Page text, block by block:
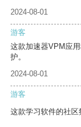
2024-08-01
游客
这款加速器VPM应
护。
2024-08-01
游客
这款学习软件的社区